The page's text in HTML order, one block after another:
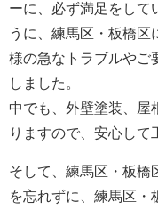
ーに、必ず満足をして
うに、練馬区・板橋区
様の急なトラブルやご
しました。
中でも、外壁塗装、屋
りますので、安心して
そして、練馬区・板橋
を忘れずに、練馬区・